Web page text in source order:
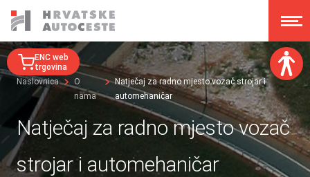
Veličina fonta:
A A A A
Disleksija:
ENC web
trgovina
Naslovnica
O
nama
Natječaj za radno mjesto vozač strojar i
automehaničar
Natječaj za radno mjesto vozač
strojar i automehaničar